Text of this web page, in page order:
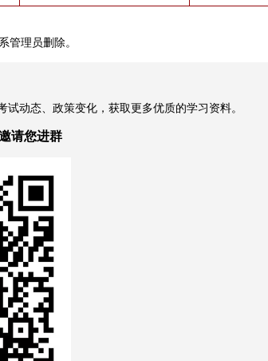
管理员删除。
动态、政策变化，获取更多优质的学习资料。
请您进群